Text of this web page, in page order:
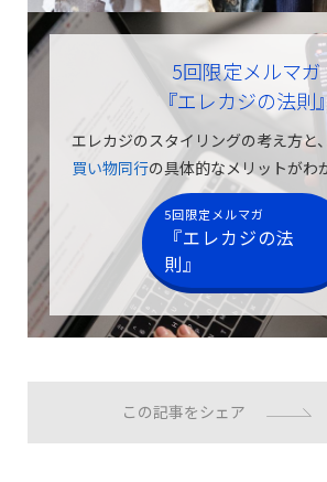
5回限定メルマガ
『エレカジの法則
エレカジのスタイリングの考え方と
買い物同行の具体的なメリットがわ
5回限定メルマガ
『エレカジの法
則』
この記事をシェア